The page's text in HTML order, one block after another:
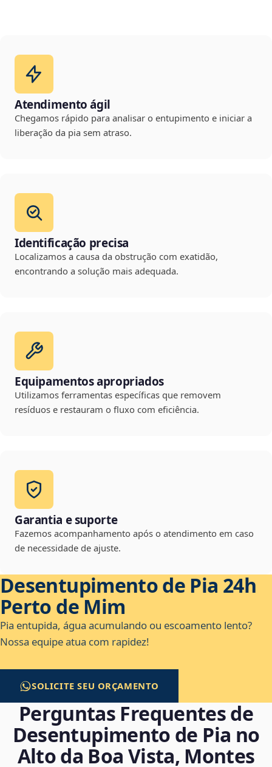
Atendimento ágil
Chegamos rápido para analisar o entupimento e iniciar a
liberação da pia sem atraso.
Identificação precisa
Localizamos a causa da obstrução com exatidão,
encontrando a solução mais adequada.
Equipamentos apropriados
Utilizamos ferramentas específicas que removem
resíduos e restauram o fluxo com eficiência.
Garantia e suporte
Fazemos acompanhamento após o atendimento em caso
de necessidade de ajuste.
Desentupimento de Pia 24h
Perto de Mim
Pia entupida, água acumulando ou escoamento lento?
Nossa equipe atua com rapidez!
SOLICITE SEU ORÇAMENTO
Perguntas Frequentes de
Desentupimento de Pia no
Alto da Boa Vista, Montes